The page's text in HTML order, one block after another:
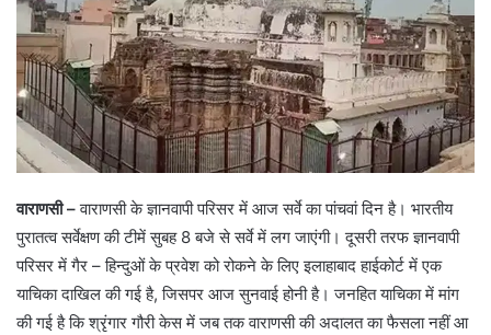
वाराणसी –वाराणसी के ज्ञानवापी परिसर में आज सर्वे का पांचवां दिन है। भारतीय
पुरातत्व सर्वेक्षण की टीमें सुबह 8 बजे से सर्वे में लग जाएंगी। दूसरी तरफ ज्ञानवापी
परिसर में गैर – हिन्दुओं के प्रवेश को रोकने के लिए इलाहाबाद हाईकोर्ट में एक
याचिका दाखिल की गई है, जिसपर आज सुनवाई होनी है। जनहित याचिका में मांग
की गई है कि श्रृंगार गौरी केस में जब तक वाराणसी की अदालत का फैसला नहीं आ